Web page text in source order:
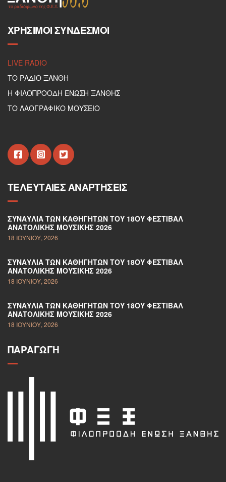
ΧΡΉΣΙΜΟΙ ΣΎΝΔΕΣΜΟΙ
LIVE RADIO
ΤΟ ΡΑΔΙΟ ΞΑΝΘΗ
Η ΦΙΛΟΠΡΟΟΔΗ ΕΝΩΣΗ ΞΑΝΘΗΣ
ΤΟ ΛΑΟΓΡΑΦΙΚΟ ΜΟΥΣΕΙΟ
ΤΕΛΕΥΤΑΊΕΣ ΑΝΑΡΤΉΣΕΙΣ
ΣΥΝΑΥΛΊΑ ΤΩΝ ΚΑΘΗΓΗΤΏΝ ΤΟΥ 18ΟΥ ΦΕΣΤΙΒΆΛ
ΑΝΑΤΟΛΙΚΉΣ ΜΟΥΣΙΚΉΣ 2026
18 ΙΟΥΝΊΟΥ, 2026
ΣΥΝΑΥΛΊΑ ΤΩΝ ΚΑΘΗΓΗΤΏΝ ΤΟΥ 18ΟΥ ΦΕΣΤΙΒΆΛ
ΑΝΑΤΟΛΙΚΉΣ ΜΟΥΣΙΚΉΣ 2026
18 ΙΟΥΝΊΟΥ, 2026
ΣΥΝΑΥΛΊΑ ΤΩΝ ΚΑΘΗΓΗΤΏΝ ΤΟΥ 18ΟΥ ΦΕΣΤΙΒΆΛ
ΑΝΑΤΟΛΙΚΉΣ ΜΟΥΣΙΚΉΣ 2026
18 ΙΟΥΝΊΟΥ, 2026
ΠΑΡΑΓΩΓΉ